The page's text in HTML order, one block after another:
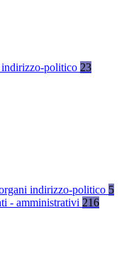
politico 23
indirizzo-politico 5
- amministrativi 216